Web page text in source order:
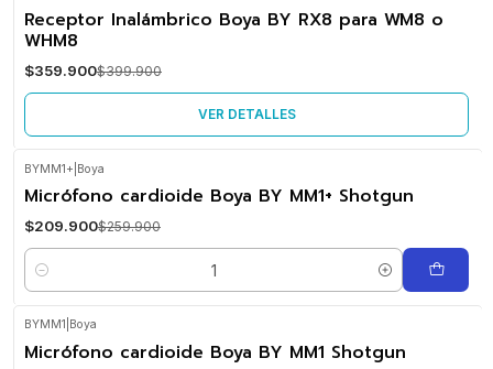
OFF
Receptor Inalámbrico Boya BY RX8 para WM8 o
WHM8
$359.900$399.900
VER DETALLES
-19%
OFF
BYMM1+ Boya
Micrófono cardioide Boya BY MM1+ Shotgun
$209.900$259.900
Cantidad
-13%
OFF
BYMM1 Boya
Micrófono cardioide Boya BY MM1 Shotgun